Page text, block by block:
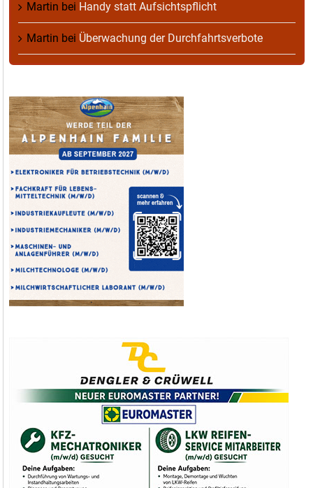
Martin bei Handy statt Aufsichtspflicht
Martin bei Überwachung der Durchfahrtsverbote